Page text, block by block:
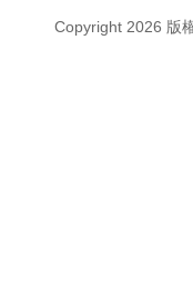
Copyright 2026 版